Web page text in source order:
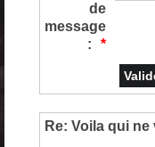
de
message
:
*
Re: Voila qui